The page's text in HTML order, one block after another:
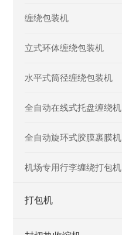
缠绕包装机
立式环体缠绕包装机
水平式筒径缠绕包装机
全自动在线式托盘缠绕机
全自动旋环式胶膜裹膜机
机场专用行李缠绕打包机
打包机